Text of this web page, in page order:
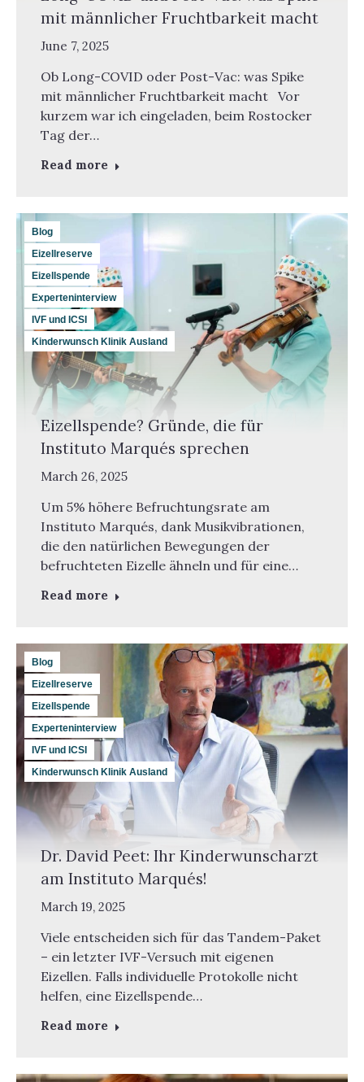
mit männlicher Fruchtbarkeit macht
June 7, 2025
Ob Long-COVID oder Post-Vac: was Spike
mit männlicher Fruchtbarkeit macht Vor
kurzem war ich eingeladen, beim Rostocker
Tag der…
Read more
Blog
Eizellreserve
Eizellspende
Experteninterview
IVF und ICSI
Kinderwunsch Klinik Ausland
Eizellspende? Gründe, die für
Instituto Marqués sprechen
March 26, 2025
Um 5% höhere Befruchtungsrate am
Instituto Marqués, dank Musikvibrationen,
die den natürlichen Bewegungen der
befruchteten Eizelle ähneln und für eine…
Read more
Blog
Eizellreserve
Eizellspende
Experteninterview
IVF und ICSI
Kinderwunsch Klinik Ausland
Dr. David Peet: Ihr Kinderwunscharzt
am Instituto Marqués!
March 19, 2025
Viele entscheiden sich für das Tandem-Paket
– ein letzter IVF-Versuch mit eigenen
Eizellen. Falls individuelle Protokolle nicht
helfen, eine Eizellspende…
Read more